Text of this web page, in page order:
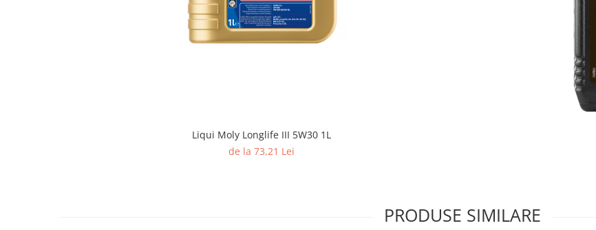
Liqui Moly Longlife III 5W30 1L
de la 73,21 Lei
PRODUSE SIMILARE